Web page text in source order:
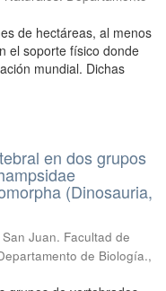
de hectáreas, al menos
el soporte físico donde
mundial. Dichas
en dos grupos
(Dinosauria,
Juan. Facultad de
de Biología.,